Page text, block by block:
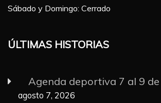
Sábado y Domingo: Cerrado
ÚLTIMAS HISTORIAS
Agenda deportiva 7 al 9
agosto 7, 2026